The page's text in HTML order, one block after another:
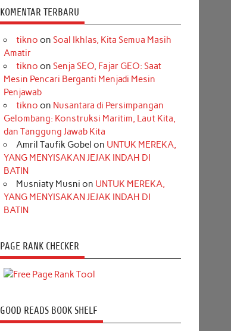
KOMENTAR TERBARU
tikno on Soal Ikhlas, Kita Semua Masih
Amatir
tikno on Senja SEO, Fajar GEO: Saat
Mesin Pencari Berganti Menjadi Mesin
Penjawab
tikno on Nusantara di Persimpangan
Gelombang: Konstruksi Maritim, Laut Kita,
dan Tanggung Jawab Kita
Amril Taufik Gobel on UNTUK MEREKA,
YANG MENYISAKAN JEJAK INDAH DI
BATIN
Musniaty Musni on UNTUK MEREKA,
YANG MENYISAKAN JEJAK INDAH DI
BATIN
PAGE RANK CHECKER
GOOD READS BOOK SHELF